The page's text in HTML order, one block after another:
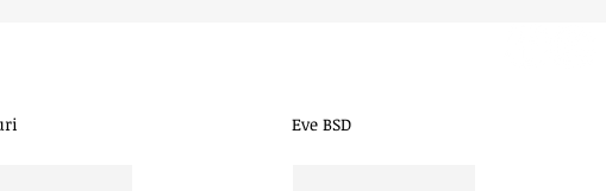
Eve BSD